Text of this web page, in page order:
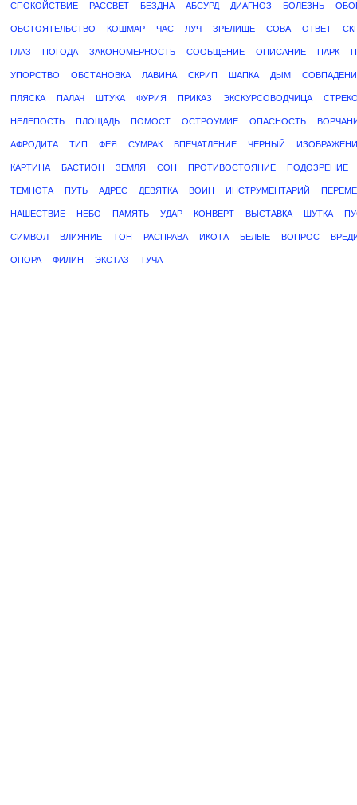
СПОКОЙСТВИЕ РАССВЕТ БЕЗДНА АБСУРД ДИАГНОЗ БОЛЕЗНЬ
ОБСТОЯТЕЛЬСТВО КОШМАР ЧАС ЛУЧ ЗРЕЛИЩЕ СОВА ОТВЕТ
ГЛАЗ ПОГОДА ЗАКОНОМЕРНОСТЬ СООБЩЕНИЕ ОПИСАНИЕ ПАРК
УПОРСТВО ОБСТАНОВКА ЛАВИНА СКРИП ШАПКА ДЫМ
ПЛЯСКА ПАЛАЧ ШТУКА ФУРИЯ ПРИКАЗ ЭКСКУРСОВОДЧИЦА
НЕЛЕПОСТЬ ПЛОЩАДЬ ПОМОСТ ОСТРОУМИЕ ОПАСНОСТЬ
АФРОДИТА ТИП ФЕЯ СУМРАК ВПЕЧАТЛЕНИЕ ЧЕРНЫЙ
КАРТИНА БАСТИОН ЗЕМЛЯ СОН ПРОТИВОСТОЯНИЕ ПОДОЗРЕНИЕ
ТЕМНОТА ПУТЬ АДРЕС ДЕВЯТКА ВОИН ИНСТРУМЕНТАРИЙ
НАШЕСТВИЕ НЕБО ПАМЯТЬ УДАР КОНВЕРТ ВЫСТАВКА ШУТКА
СИМВОЛ ВЛИЯНИЕ ТОН РАСПРАВА ИКОТА БЕЛЫЕ ВОПРОС
ОПОРА ФИЛИН ЭКСТАЗ ТУЧА